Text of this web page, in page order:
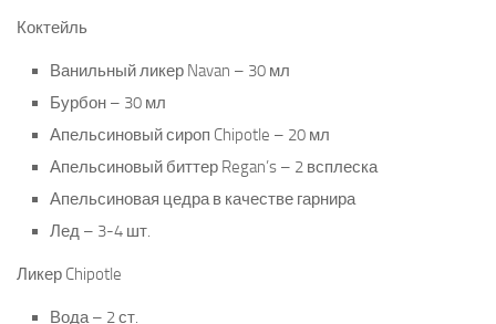
Коктейль
Ванильный ликер Navan – 30 мл
Бурбон – 30 мл
Апельсиновый сироп Chipotle – 20 мл
Апельсиновый биттер Regan’s – 2 всплеска
Апельсиновая цедра в качестве гарнира
Лед – 3-4 шт.
Ликер Chipotle
Вода – 2 ст.